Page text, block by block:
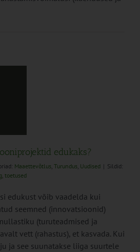
edukaks?
Maaettevõtlus, Turundus, Uudised | Sildid:
, toetused
edukust võib vaadelda kui
seemned (innovatsioonid)
(turuteadmised ja
vett (rahastus), et kasvada. Kui
ja see suunatakse liiga suurtele